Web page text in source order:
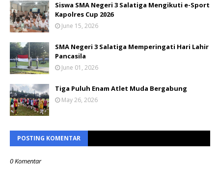
Siswa SMA Negeri 3 Salatiga Mengikuti e-Sport
Kapolres Cup 2026
June 15, 2026
SMA Negeri 3 Salatiga Memperingati Hari Lahir
Pancasila
June 01, 2026
Tiga Puluh Enam Atlet Muda Bergabung
May 26, 2026
POSTING KOMENTAR
0 Komentar